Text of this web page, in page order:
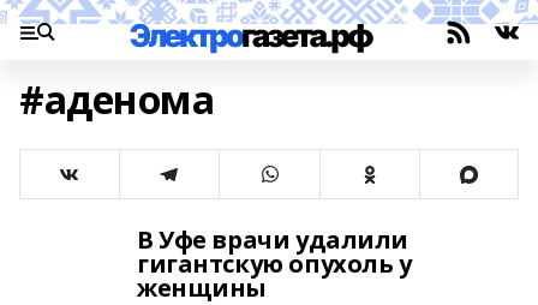
#аденома
В Уфе врачи удалили
гигантскую опухоль у
женщины